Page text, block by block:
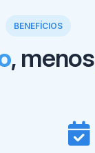
BENEFÍCIOS
, menos